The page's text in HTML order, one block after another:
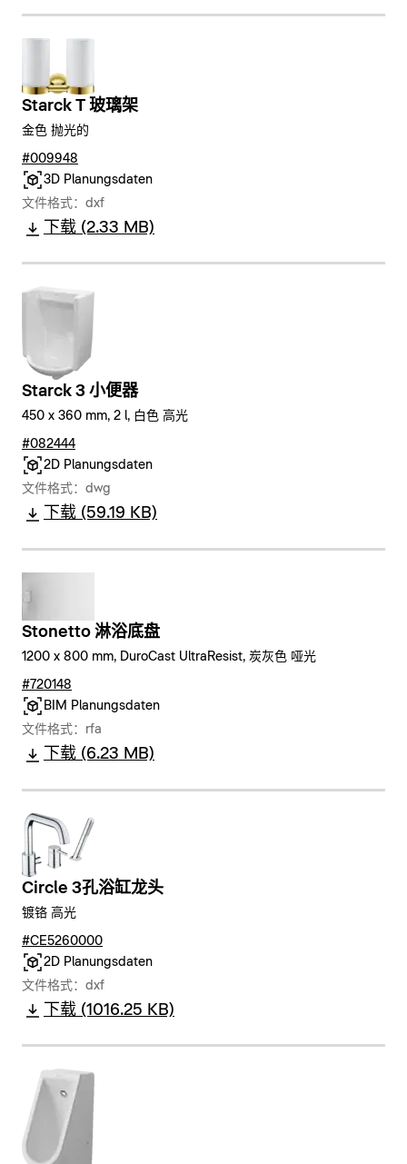
Starck T 玻璃架
金色 抛光的
#009948
3D Planungsdaten
文件格式：dxf
下载 (2.33 MB)
Starck 3 小便器
450 x 360 mm, 2 l, 白色 高光
#082444
2D Planungsdaten
文件格式：dwg
下载 (59.19 KB)
Stonetto 淋浴底盘
1200 x 800 mm, DuroCast UltraResist, 炭灰色 哑光
#720148
BIM Planungsdaten
文件格式：rfa
下载 (6.23 MB)
Circle 3孔浴缸龙头
镀铬 高光
#CE5260000
2D Planungsdaten
文件格式：dxf
下载 (1016.25 KB)